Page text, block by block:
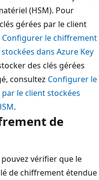
(HSM). Pour
gérées par le client
Configurer le chiffrement
dans Azure Key
des clés gérées
consultez Configurer le
le client stockées
.
de
vérifier que le
de chiffrement étendue